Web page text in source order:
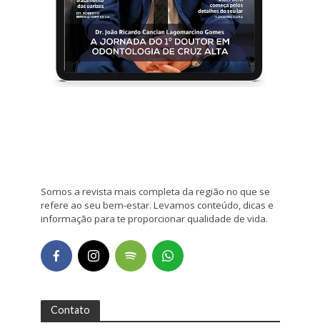
Somos a revista mais completa da região no que se
refere ao seu bem-estar. Levamos conteúdo, dicas e
informação para te proporcionar qualidade de vida.
Contato